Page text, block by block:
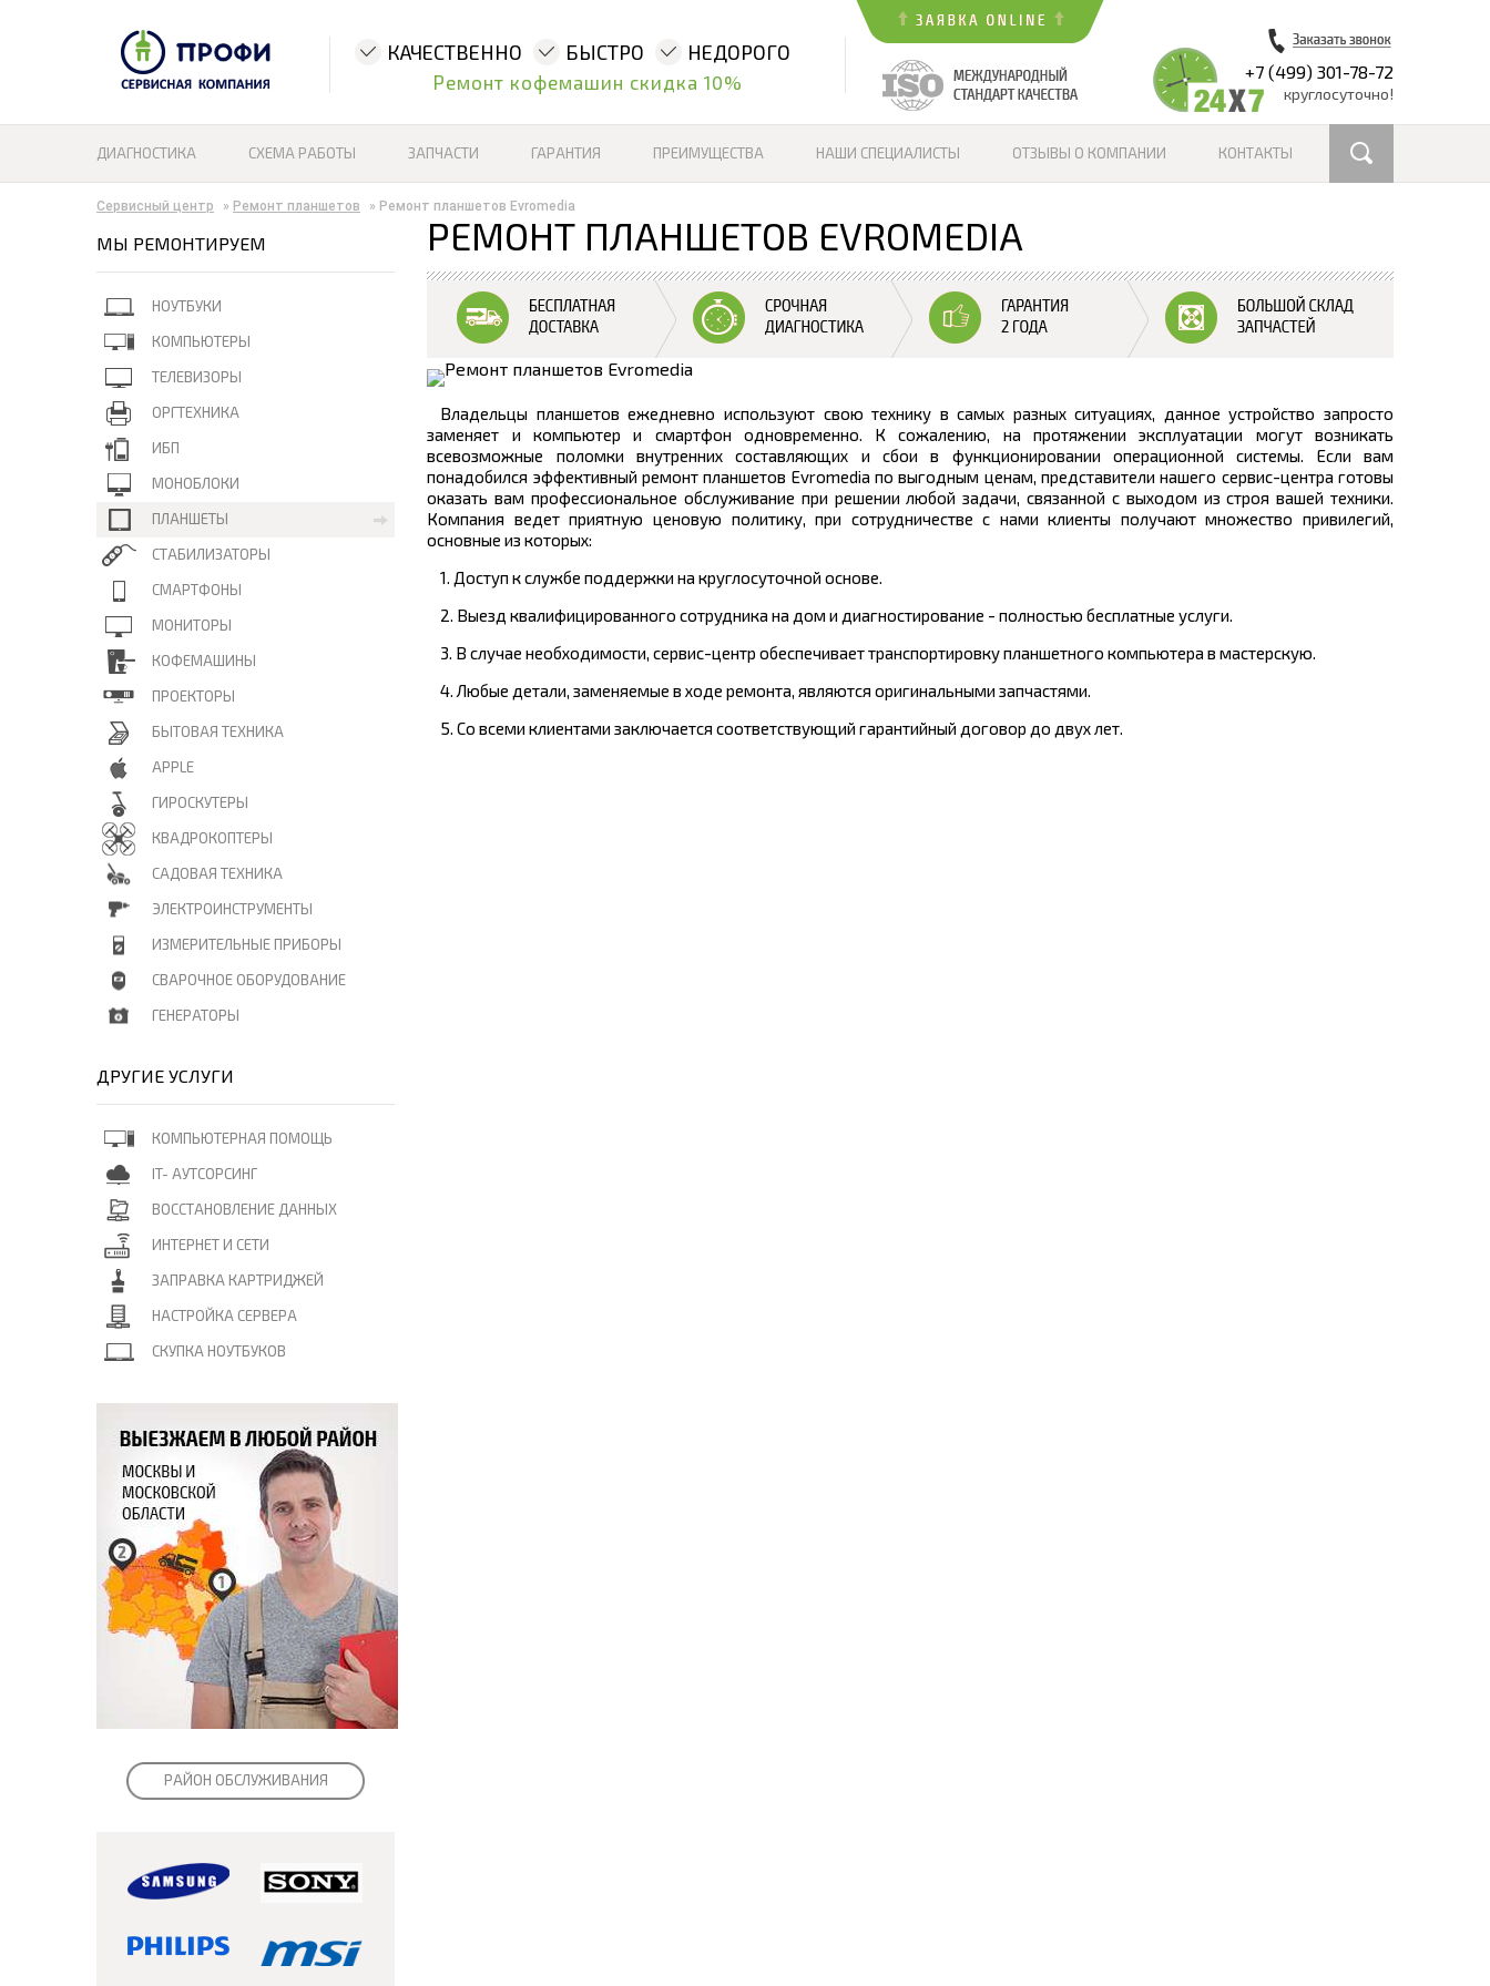
КАЧЕСТВЕННО БЫСТРО НЕДОРОГО
Ремонт кофемашин скидка 10% +7 (499) 301-78-72
круглосуточно!
ДИАГНОСТИКА СХЕМА РАБОТЫ ЗАПЧАСТИ ГАРАНТИЯ ПРЕИМУЩЕСТВА НАШИ СПЕЦИАЛИСТЫ ОТЗЫВЫ О КОМПАНИИ КОНТАКТЫ
Сервисный центр » Ремонт планшетов » Ремонт планшетов Evromedia
МЫ РЕМОНТИРУЕМ
НОУТБУКИ
КОМПЬЮТЕРЫ
ТЕЛЕВИЗОРЫ
ОРГТЕХНИКА
ИБП
МОНОБЛОКИ
ПЛАНШЕТЫ
СТАБИЛИЗАТОРЫ
СМАРТФОНЫ
МОНИТОРЫ
КОФЕМАШИНЫ
ПРОЕКТОРЫ
БЫТОВАЯ ТЕХНИКА
APPLE
ГИРОСКУТЕРЫ
КВАДРОКОПТЕРЫ
САДОВАЯ ТЕХНИКА
ЭЛЕКТРОИНСТРУМЕНТЫ
ИЗМЕРИТЕЛЬНЫЕ ПРИБОРЫ
СВАРОЧНОЕ ОБОРУДОВАНИЕ
ГЕНЕРАТОРЫ
ДРУГИЕ УСЛУГИ
КОМПЬЮТЕРНАЯ ПОМОЩЬ
IT- АУТСОРСИНГ
ВОССТАНОВЛЕНИЕ ДАННЫХ
ИНТЕРНЕТ И СЕТИ
ЗАПРАВКА КАРТРИДЖЕЙ
НАСТРОЙКА СЕРВЕРА
СКУПКА НОУТБУКОВ
РАЙОН ОБСЛУЖИВАНИЯ
РЕМОНТ ПЛАНШЕТОВ EVROMEDIA
Владельцы планшетов ежедневно используют свою технику в самых разных ситуациях, данное устройство запросто
заменяет и компьютер и смартфон одновременно. К сожалению, на протяжении эксплуатации могут возникать
всевозможные поломки внутренних составляющих и сбои в функционировании операционной системы. Если вам
понадобился эффективный ремонт планшетов Evromedia по выгодным ценам, представители нашего сервис-центра готовы
оказать вам профессиональное обслуживание при решении любой задачи, связанной с выходом из строя вашей техники.
Компания ведет приятную ценовую политику, при сотрудничестве с нами клиенты получают множество привилегий,
основные из которых:
1. Доступ к службе поддержки на круглосуточной основе.
2. Выезд квалифицированного сотрудника на дом и диагностирование - полностью бесплатные услуги.
3. В случае необходимости, сервис-центр обеспечивает транспортировку планшетного компьютера в мастерскую.
4. Любые детали, заменяемые в ходе ремонта, являются оригинальными запчастями.
5. Со всеми клиентами заключается соответствующий гарантийный договор до двух лет.